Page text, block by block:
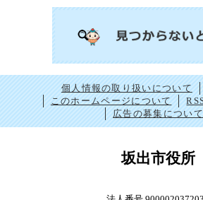
個人情報の取り扱いについて
このホームページについて
広告の募集について
坂出市役所